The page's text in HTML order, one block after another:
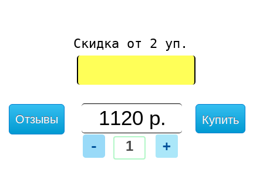
Скидка от 2 уп.
Отзывы
- +
Купить